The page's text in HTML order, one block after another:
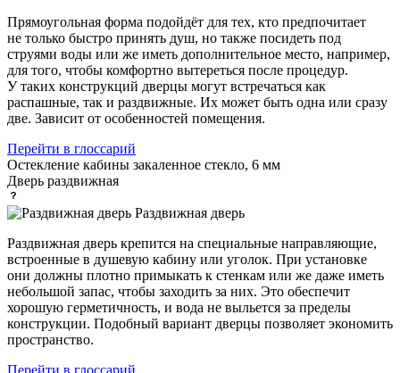
Прямоугольная форма подойдёт для тех, кто предпочитает
не только быстро принять душ, но также посидеть под
струями воды или же иметь дополнительное место, например,
для того, чтобы комфортно вытереться после процедур.
У таких конструкций дверцы могут встречаться как
распашные, так и раздвижные. Их может быть одна или сразу
две. Зависит от особенностей помещения.
Перейти в глоссарий
Остекление кабины закаленное стекло, 6 мм
Дверь раздвижная
Раздвижная дверь
Раздвижная дверь крепится на специальные направляющие,
встроенные в душевую кабину или уголок. При установке
они должны плотно примыкать к стенкам или же даже иметь
небольшой запас, чтобы заходить за них. Это обеспечит
хорошую герметичность, и вода не выльется за пределы
конструкции. Подобный вариант дверцы позволяет экономить
пространство.
Перейти в глоссарий